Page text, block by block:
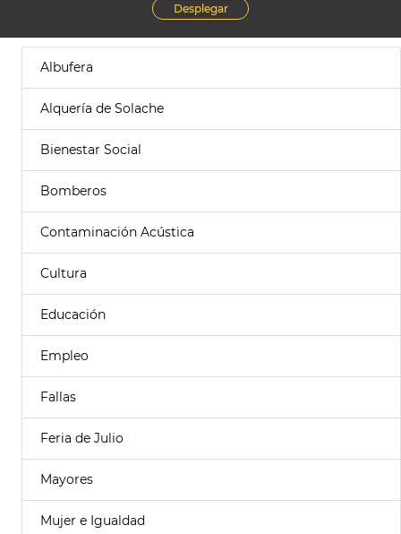
Desplegar
Albufera
Alquería de Solache
Bienestar Social
Bomberos
Contaminación Acústica
Cultura
Educación
Empleo
Fallas
Feria de Julio
Mayores
Mujer e Igualdad